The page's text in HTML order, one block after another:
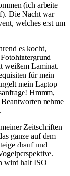
(ich arbeite
Die Nacht war
welches erst um
es kocht,
weißem Laminat.
für mein
mein Laptop –
Hmmm,
Beantworten nehme
Zeitschriften
ganze auf dem
drauf und
wird halt ISO